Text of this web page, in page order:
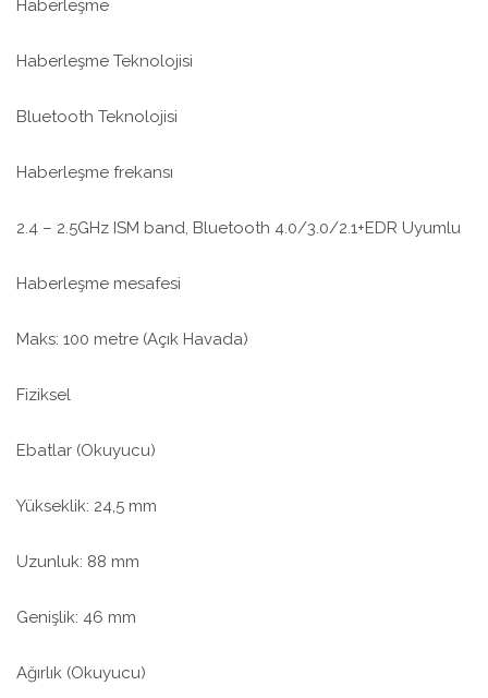
Haberleşme
Haberleşme Teknolojisi
Bluetooth Teknolojisi
Haberleşme frekansı
2.4 – 2.5GHz ISM band, Bluetooth 4.0/3.0/2.1+EDR Uyumlu
Haberleşme mesafesi
Maks: 100 metre (Açık Havada)
Fiziksel
Ebatlar (Okuyucu)
Yükseklik: 24,5 mm
Uzunluk: 88 mm
Genişlik: 46 mm
Ağırlık (Okuyucu)